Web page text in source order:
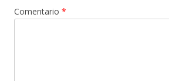
Comentario *